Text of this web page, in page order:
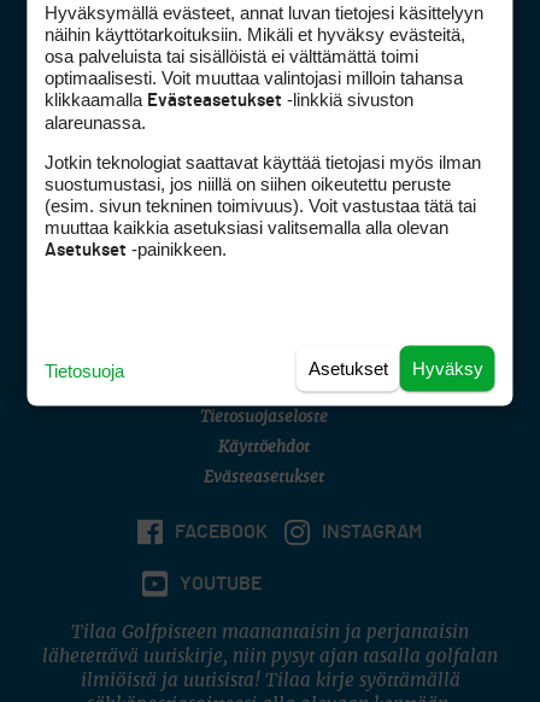
Golfpiste mediakortti
Golfpisteen yhteystiedot
DSA avoimuusraportti
Asiakaspalvelu
(digi) digi@otavamedia.fi
Tietosuojaseloste
Käyttöehdot
Evästeasetukset
FACEBOOK INSTAGRAM
YOUTUBE
Tilaa Golfpisteen maanantaisin ja perjantaisin
lähetettävä uutiskirje, niin pysyt ajan tasalla golfalan
ilmiöistä ja uutisista! Tilaa kirje syöttämällä
Hyväksymällä evästeet, annat luvan tietojesi käsittelyyn
näihin käyttötarkoituksiin. Mikäli et hyväksy evästeitä,
osa palveluista tai sisällöistä ei välttämättä toimi
optimaalisesti. Voit muuttaa valintojasi milloin tahansa
klikkaamalla Evästeasetukset -linkkiä sivuston
alareunassa.
Jotkin teknologiat saattavat käyttää tietojasi myös ilman
suostumustasi, jos niillä on siihen oikeutettu peruste
(esim. sivun tekninen toimivuus). Voit vastustaa tätä tai
muuttaa kaikkia asetuksiasi valitsemalla alla olevan
Asetukset -painikkeen.
Hyväksy
Asetukset
Tietosuoja